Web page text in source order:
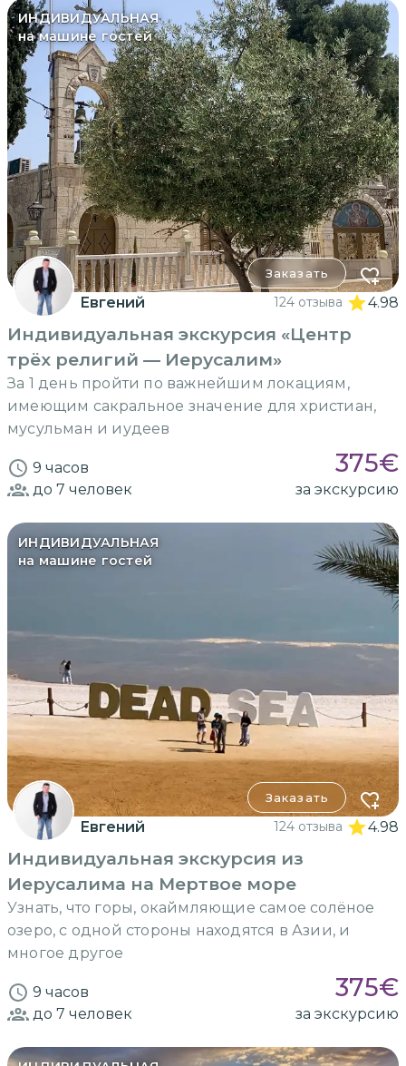
ИНДИВИДУАЛЬНАЯ
на машине гостей
Заказать
Евгений 124 отзыва 4.98
Индивидуальная экскурсия «Центр
трёх религий — Иерусалим»
За 1 день пройти по важнейшим локациям,
имеющим сакральное значение для христиан,
мусульман и иудеев
9 часов 375€
до 7 человек за экскурсию
ИНДИВИДУАЛЬНАЯ
на машине гостей
Заказать
Евгений 124 отзыва 4.98
Индивидуальная экскурсия из
Иерусалима на Мертвое море
Узнать, что горы, окаймляющие самое солёное
озеро, с одной стороны находятся в Азии, и
многое другое
9 часов 375€
до 7 человек за экскурсию